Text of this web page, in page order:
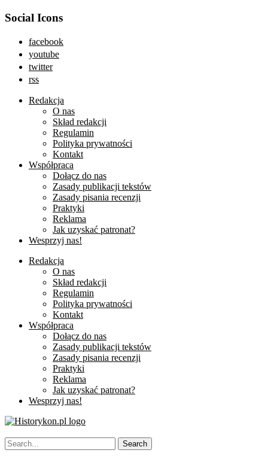
Social Icons
facebook
youtube
twitter
rss
Redakcja
O nas
Skład redakcji
Regulamin
Polityka prywatności
Kontakt
Współpraca
Dołącz do nas
Zasady publikacji tekstów
Zasady pisania recenzji
Praktyki
Reklama
Jak uzyskać patronat?
Wesprzyj nas!
Redakcja
O nas
Skład redakcji
Regulamin
Polityka prywatności
Kontakt
Współpraca
Dołącz do nas
Zasady publikacji tekstów
Zasady pisania recenzji
Praktyki
Reklama
Jak uzyskać patronat?
Wesprzyj nas!